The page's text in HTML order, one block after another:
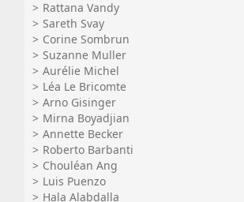
Rattana Vandy
Sareth Svay
Corine Sombrun
Suzanne Muller
Aurélie Michel
Léa Le Bricomte
Arno Gisinger
Mirna Boyadjian
Annette Becker
Roberto Barbanti
Chouléan Ang
Luis Puenzo
Hala Alabdalla